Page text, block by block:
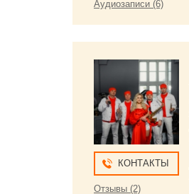
Аудиозаписи (6)
КОНТАКТЫ
Отзывы (2)